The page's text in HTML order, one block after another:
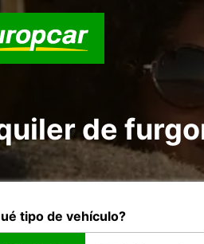
de
tipo de vehículo?